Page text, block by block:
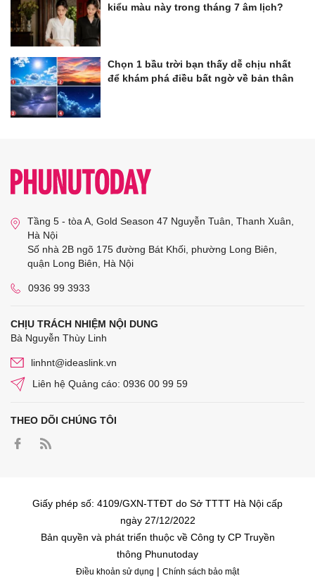
kiểu màu này trong tháng 7 âm lịch?
Chọn 1 bầu trời bạn thấy dễ chịu nhất
để khám phá điều bất ngờ về bản thân
Tầng 5 - tòa A, Gold Season 47 Nguyễn Tuân, Thanh Xuân,
Hà Nội
Số nhà 2B ngõ 175 đường Bát Khối, phường Long Biên,
quận Long Biên, Hà Nội
0936 99 3933
CHỊU TRÁCH NHIỆM NỘI DUNG
Bà Nguyễn Thùy Linh
linhnt@ideaslink.vn
Liên hệ Quảng cáo: 0936 00 99 59
THEO DÕI CHÚNG TÔI
Giấy phép số: 4109/GXN-TTĐT do Sở TTTT Hà Nội cấp
ngày 27/12/2022
Bản quyền và phát triển thuộc về Công ty CP Truyền
thông Phunutoday
Điều khoản sử dụng | Chính sách bảo mật